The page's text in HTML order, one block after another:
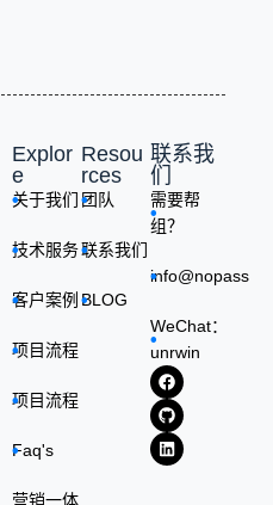
Explor
e
关于我们
技术服务
客户案例
项目流程
项目流程
Faq's
营销一体
Resou
rces
团队
联系我们
BLOG
联系我
们
需要帮
组？
WeChat：
unrwin